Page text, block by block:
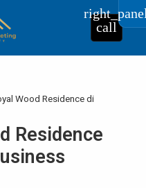
call
Wood Residence di
Residence